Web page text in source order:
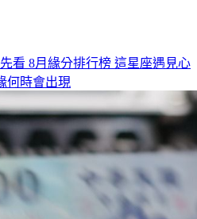
看 8月緣分排行榜 這星座遇見心
何時會出現